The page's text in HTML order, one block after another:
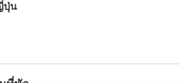
ปุ่น